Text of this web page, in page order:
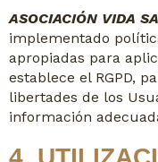
ASOCIACIÓN VIDA
implementado
apropiadas para
establece el RGPD,
libertades de los
información